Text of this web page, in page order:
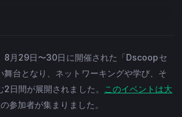
8月29日〜30日に開催された「Dscoopセ
舞台となり、ネットワーキングや学び、そ
日間が展開されました。
このイベントは大
参加者が集まりました。